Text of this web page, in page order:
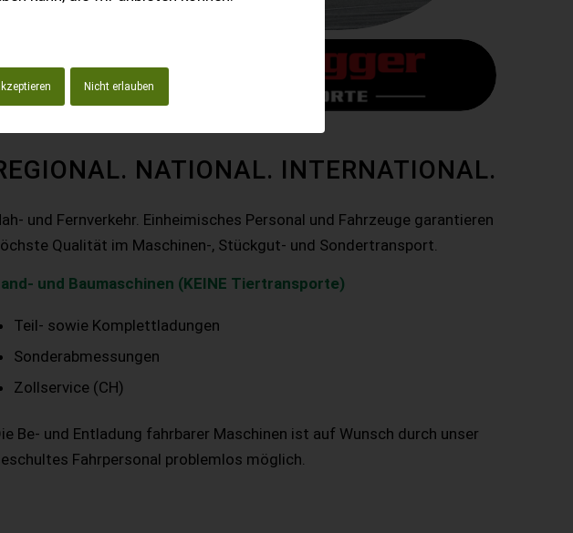
Nicht erlauben
NATIONAL. INTERNATIONAL.
und Fernverkehr. Einheimisches Personal und Fahrzeuge garantieren
Qualität im Maschinen-, Stückgut- und Sondertransport.
und Baumaschinen (KEINE Tiertransporte)
Teil- sowie Komplettladungen
Sonderabmessungen
Zollservice (CH)
Be- und Entladung fahrbarer Maschinen ist auf Wunsch durch unser
Fahrpersonal problemlos möglich.